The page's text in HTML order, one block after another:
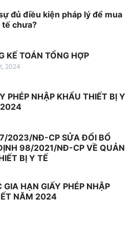
đủ điều kiện pháp lý để mua
tế chưa?
KẾ TOÁN TỔNG HỢP
2024
PHÉP NHẬP KHẨU THIẾT BỊ Y
2023/NĐ-CP SỬA ĐỔI BỔ
98/2021/NĐ-CP VỀ QUẢN
BỊ Y TẾ
GIA HẠN GIẤY PHÉP NHẬP
NĂM 2024